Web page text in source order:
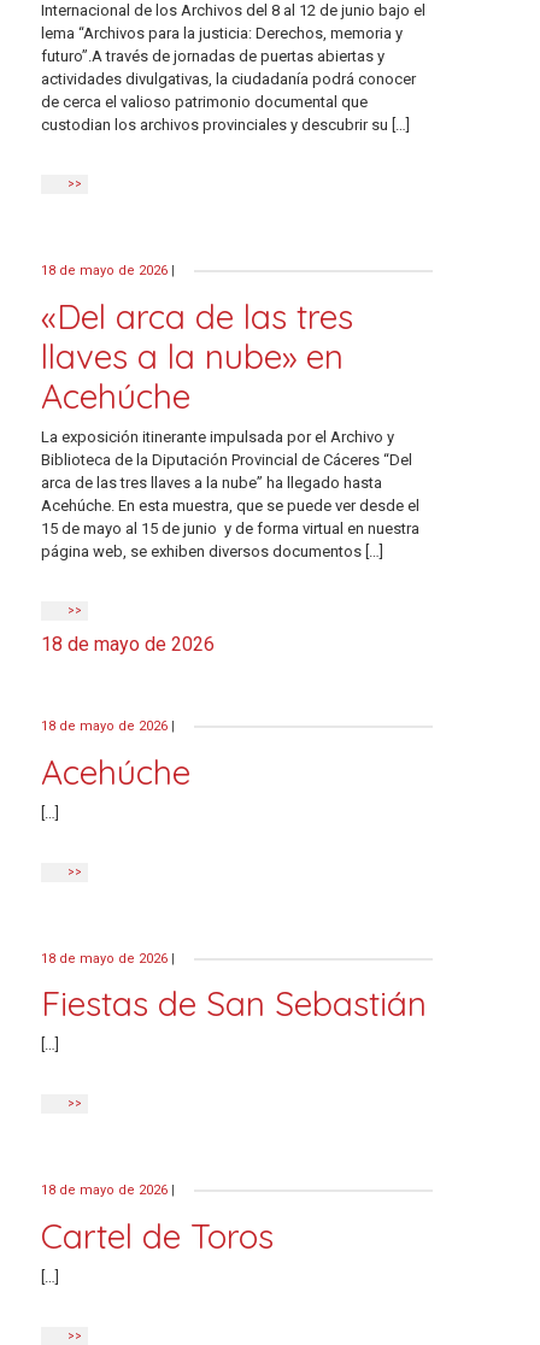
Internacional de los Archivos del 8 al 12 de junio bajo el
lema “Archivos para la justicia: Derechos, memoria y
futuro”.A través de jornadas de puertas abiertas y
actividades divulgativas, la ciudadanía podrá conocer
de cerca el valioso patrimonio documental que
custodian los archivos provinciales y descubrir su […]
>>
18 de mayo de 2026
«Del arca de las tres
llaves a la nube» en
Acehúche
La exposición itinerante impulsada por el Archivo y
Biblioteca de la Diputación Provincial de Cáceres “Del
arca de las tres llaves a la nube” ha llegado hasta
Acehúche. En esta muestra, que se puede ver desde el
15 de mayo al 15 de junio y de forma virtual en nuestra
página web, se exhiben diversos documentos […]
>>
18 de mayo de 2026
18 de mayo de 2026 |
Acehúche
[…]
>>
18 de mayo de 2026 |
Fiestas de San Sebastián
[…]
>>
18 de mayo de 2026
Cartel de Toros
>>